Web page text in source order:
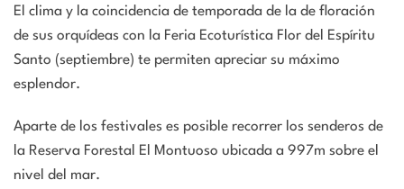
El clima y la coincidencia de temporada de la de floración
de sus orquídeas con la Feria Ecoturística Flor del Espíritu
Santo (septiembre) te permiten apreciar su máximo
esplendor.
Aparte de los festivales es posible recorrer los senderos de
la Reserva Forestal El Montuoso ubicada a 997m sobre el
nivel del mar.